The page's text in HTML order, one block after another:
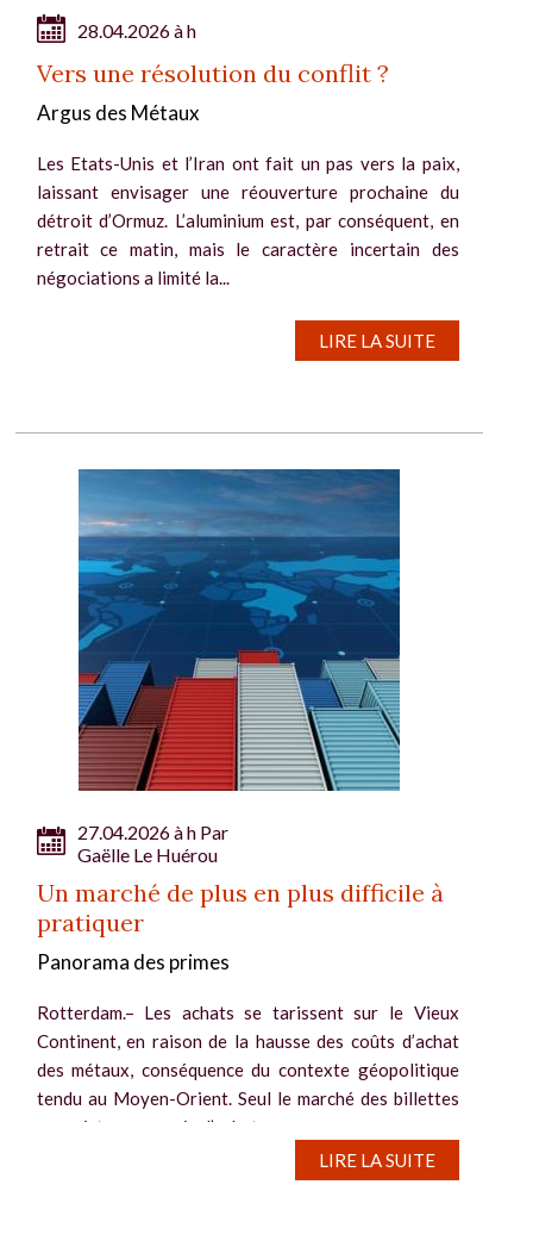
28.04.2026 à h
Vers une résolution du conflit ?
Argus des Métaux
Les Etats-Unis et l’Iran ont fait un pas vers la paix,
laissant envisager une réouverture prochaine du
détroit d’Ormuz. L’aluminium est, par conséquent, en
retrait ce matin, mais le caractère incertain des
négociations a limité la...
LIRE LA SUITE
27.04.2026 à h Par
Gaëlle Le Huérou
Un marché de plus en plus difficile à
pratiquer
Panorama des primes
Rotterdam.– Les achats se tarissent sur le Vieux
Continent, en raison de la hausse des coûts d’achat
des métaux, conséquence du contexte géopolitique
tendu au Moyen-Orient. Seul le marché des billettes
enregistre un regain d’achats...
LIRE LA SUITE